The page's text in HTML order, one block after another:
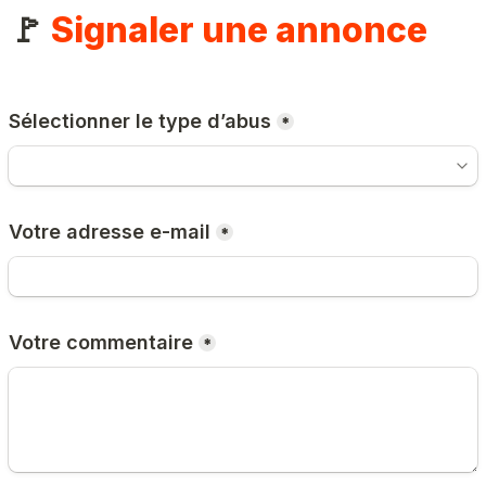
🚩 Signaler une annonce
Sélectionner le type d’abus *
Votre adresse e-mail *
Votre commentaire *